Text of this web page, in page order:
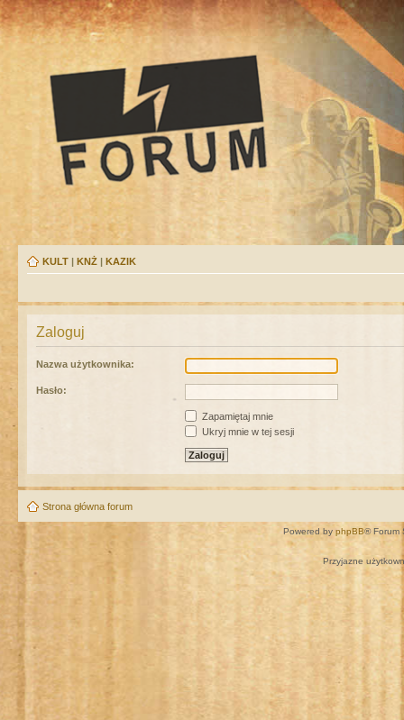
KULT | KNŻ | KAZIK
Zaloguj
Nazwa użytkownika:
Hasło:
Zapamiętaj mnie
Ukryj mnie w tej sesji
Strona główna forum
Powered by phpBB® Forum
Przyjazne